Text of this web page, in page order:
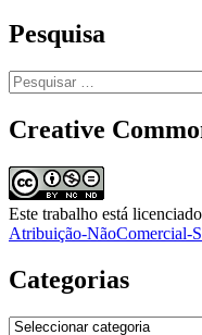
Pesquisa
Pesquisar
por:
Creative
Este trabalho está
Atribuição-NãoComercial-
Categorias
Categorias